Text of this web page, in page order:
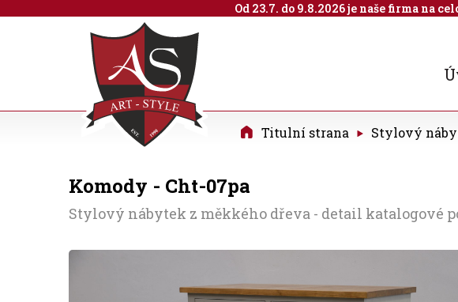
Komody - Cht-07pa
Stylový nábytek z měkkého dřeva - detail katalogové
Titulní strana Stylový
Od 23.7. do 9.8.2026 je naše firma na